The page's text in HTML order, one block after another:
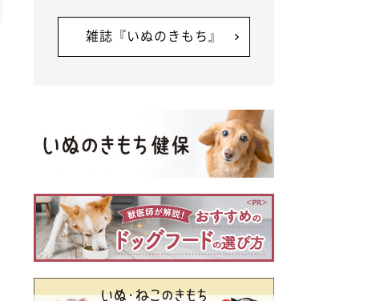
雑誌『いぬのきもち』